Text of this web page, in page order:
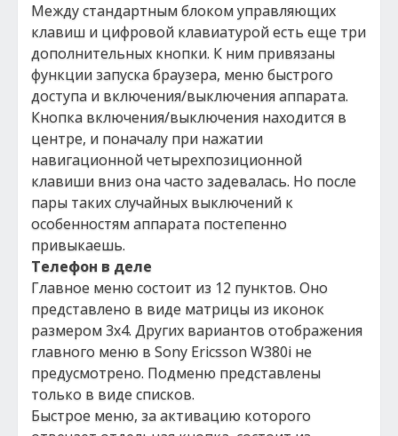
Между стандартным блоком управляющих
клавиш и цифровой клавиатурой есть еще три
дополнительных кнопки. К ним привязаны
функции запуска браузера, меню быстрого
доступа и включения/выключения аппарата.
Кнопка включения/выключения находится в
центре, и поначалу при нажатии
навигационной четырехпозиционной
клавиши вниз она часто задевалась. Но после
пары таких случайных выключений к
особенностям аппарата постепенно
привыкаешь.
Телефон в деле
Главное меню состоит из 12 пунктов. Оно
представлено в виде матрицы из иконок
размером 3х4. Других вариантов отображения
главного меню в Sony Ericsson W380i не
предусмотрено. Подменю представлены
только в виде списков.
Быстрое меню, за активацию которого